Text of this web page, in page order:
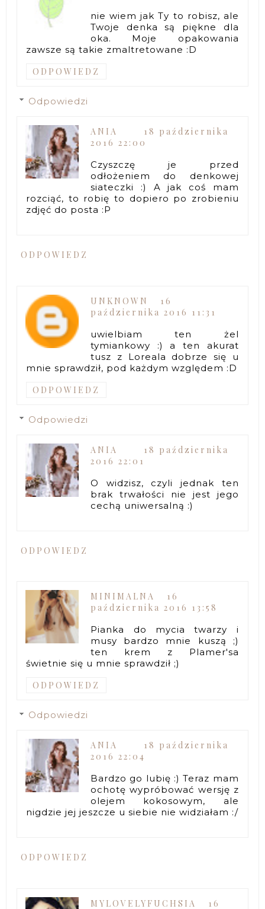
nie wiem jak Ty to robisz, ale
Twoje denka są piękne dla
oka. Moje opakowania
zawsze są takie zmaltretowane :D
ODPOWIEDZ
Odpowiedzi
ANIA
18 października
2016 22:00
Czyszczę je przed
odłożeniem do denkowej
siateczki :) A jak coś mam
rozciąć, to robię to dopiero po zrobieniu
zdjęć do posta :P
ODPOWIEDZ
UNKNOWN
16
października 2016 11:31
uwielbiam ten żel
tymiankowy :) a ten akurat
tusz z Loreala dobrze się u
mnie sprawdził, pod każdym względem :D
ODPOWIEDZ
Odpowiedzi
ANIA
18 października
2016 22:01
O widzisz, czyli jednak ten
brak trwałości nie jest jego
cechą uniwersalną :)
ODPOWIEDZ
MINIMALNA
16
października 2016 13:58
Pianka do mycia twarzy i
musy bardzo mnie kuszą ;)
ten krem z Plamer'sa
świetnie się u mnie sprawdził ;)
ODPOWIEDZ
Odpowiedzi
ANIA
18 października
2016 22:04
Bardzo go lubię :) Teraz mam
ochotę wypróbować wersję z
olejem kokosowym, ale
nigdzie jej jeszcze u siebie nie widziałam :/
ODPOWIEDZ
MYLOVELYFUCHSIA
16